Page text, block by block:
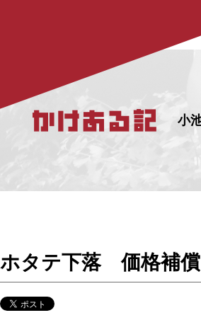
小
ホタテ下落 価格補